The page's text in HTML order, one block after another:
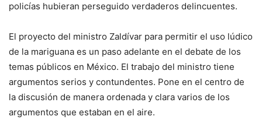
policías hubieran perseguido verdaderos delincuentes.
El proyecto del ministro Zaldívar para permitir el uso lúdico
de la mariguana es un paso adelante en el debate de los
temas públicos en México. El trabajo del ministro tiene
argumentos serios y contundentes. Pone en el centro de
la discusión de manera ordenada y clara varios de los
argumentos que estaban en el aire.